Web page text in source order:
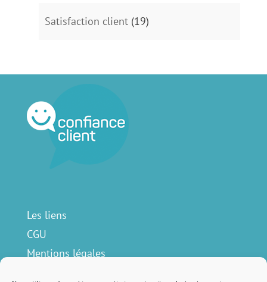
Satisfaction client(19)
Les liens
CGU
Mentions légales